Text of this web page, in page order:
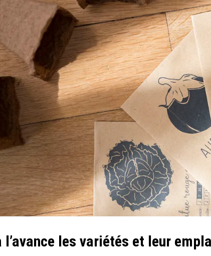
l’avance les variétés et leur